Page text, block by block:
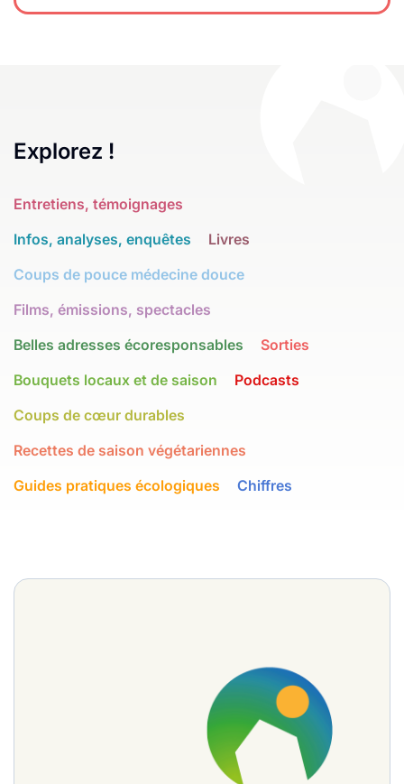
Explorez !
Entretiens, témoignages
Infos, analyses, enquêtes
Livres
Coups de pouce médecine douce
Films, émissions, spectacles
Belles adresses écoresponsables
Sorties
Bouquets locaux et de saison
Podcasts
Coups de cœur durables
Recettes de saison végétariennes
Guides pratiques écologiques
Chiffres